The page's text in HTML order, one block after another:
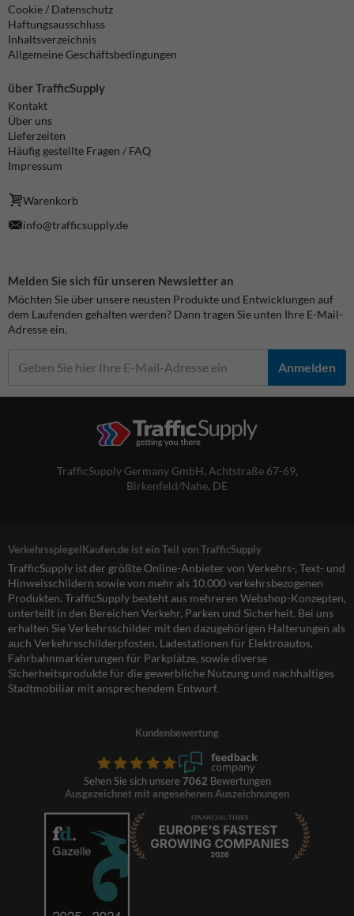
Cookie / Datenschutz
Haftungsausschluss
Inhaltsverzeichnis
Allgemeine Geschäftsbedingungen
über TrafficSupply
Kontakt
Über uns
Lieferzeiten
Häufig gestellte Fragen / FAQ
Impressum
Warenkorb
info@trafficsupply.de
Melden Sie sich für unseren Newsletter an
Möchten Sie über unsere neusten Produkte und Entwicklungen auf
dem Laufenden gehalten werden? Dann tragen Sie unten Ihre E-Mail-
Adresse ein.
Anmelden
TrafficSupply Germany GmbH, Achtstraße 67-69,
Birkenfeld/Nahe, DE
VerkehrsspiegelKaufen.de ist ein Teil von TrafficSupply
TrafficSupply ist der größte Online-Anbieter von Verkehrs-, Text- und
Hinweisschildern sowie von mehr als 10.000 verkehrsbezogenen
Produkten. TrafficSupply besteht aus mehreren Webshop-Konzepten,
unterteilt in den Bereichen Verkehr, Parken und Sicherheit. Bei uns
erhalten Sie Verkehrsschilder mit den dazugehörigen Halterungen als
auch Verkehrsschilderpfosten, Ladestationen für Elektroautos,
Fahrbahnmarkierungen für Parkplätze, sowie diverse
Sicherheitsprodukte für die gewerbliche Nutzung und nachhaltiges
Stadtmobiliar mit ansprechendem Entwurf.
Kundenbewertung
Sehen Sie sich unsere 7062 Bewertungen
Ausgezeichnet mit angesehenen Auszeichnungen